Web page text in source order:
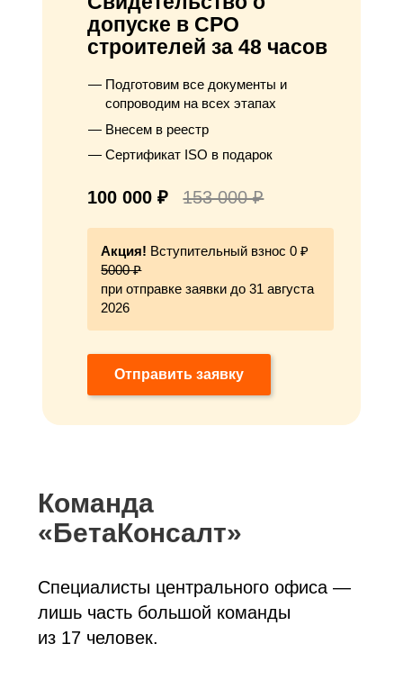
допуске в СРО
строителей за 48 часов
Подготовим все документы и
сопроводим на всех этапах
Внесем в реестр
Сертификат ISO в подарок
100 000 ₽ 153 000 ₽
Акция! Вступительный взнос 0 ₽
5000 ₽
при отправке заявки до 31 августа
2026
Отправить заявку
Команда
«БетаКонсалт»
Специалисты центрального офиса —
лишь часть большой команды
из 17 человек.